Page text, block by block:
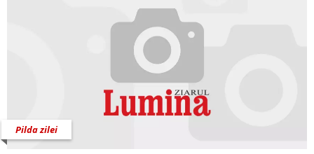
Pilda zilei